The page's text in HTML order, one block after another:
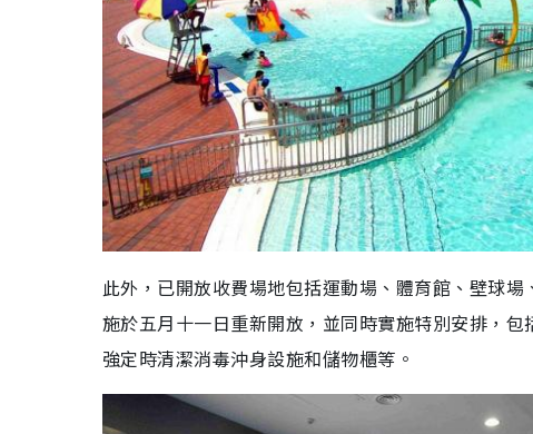
此外，已開放收費場地包括運動場、體育館、壁球
施於五月十一日重新開放，並同時實施特別安排，
強定時清潔消毒沖身設施和儲物櫃等。